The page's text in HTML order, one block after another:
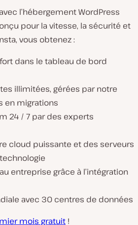
l’hébergement WordPress
pour la vitesse, la sécurité et
vous obtenez :
dans le tableau de bord
illimitées, gérées par notre
en migrations
24 / 7 par des experts
cloud puissante et des serveurs
entreprise grâce à l’intégration
avec 30 centres de données
mois gratuit !